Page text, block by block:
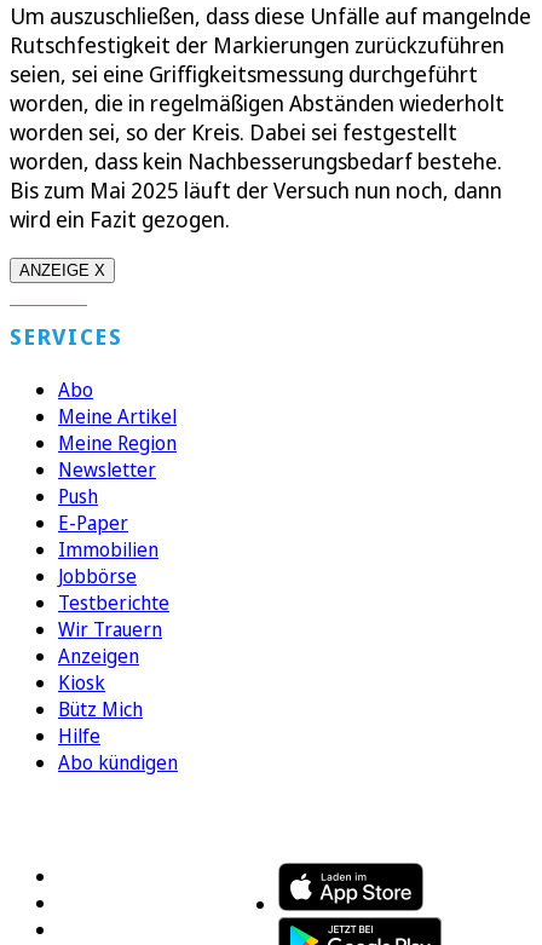
Um auszuschließen, dass diese Unfälle auf mangelnde
Rutschfestigkeit der Markierungen zurückzuführen
seien, sei eine Griffigkeitsmessung durchgeführt
worden, die in regelmäßigen Abständen wiederholt
worden sei, so der Kreis. Dabei sei festgestellt
worden, dass kein Nachbesserungsbedarf bestehe.
Bis zum Mai 2025 läuft der Versuch nun noch, dann
wird ein Fazit gezogen.
ANZEIGE X
SERVICES
Abo
Meine Artikel
Meine Region
Newsletter
Push
E-Paper
Immobilien
Jobbörse
Testberichte
Wir Trauern
Anzeigen
Kiosk
Bütz Mich
Hilfe
Abo kündigen